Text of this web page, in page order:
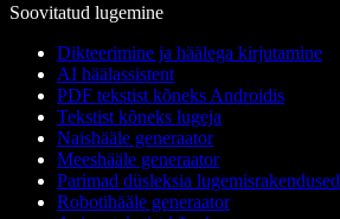
Soovitatud lugemine
Dikteerimine ja häälega kirjutamine
AI häälassistent
PDF tekstist kõneks Androidis
Tekstist kõneks lugeja
Naishääle generaator
Meeshääle generaator
Parimad düsleksia lugemisrakendused
Robotihääle generaator